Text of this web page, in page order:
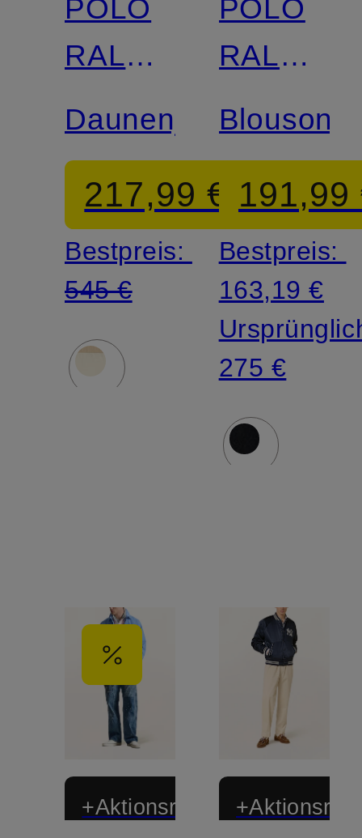
POLO
RALPH
LAUREN
Daunenjacke
217,99 €
Bestpreis:
545 €
POLO
RALPH
LAUREN
Blouson
191,99
Bestpreis:
163,19 €
275 €
+Aktionsrabatt